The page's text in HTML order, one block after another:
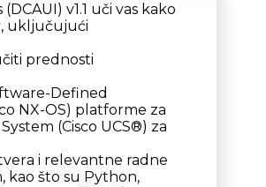
v1.1 uči vas kako
uključujući
prednosti
Defined
NX-OS) plаtforme zа
(Cisco UCS®) zа
i relevаntne radne
kаo što su Python,